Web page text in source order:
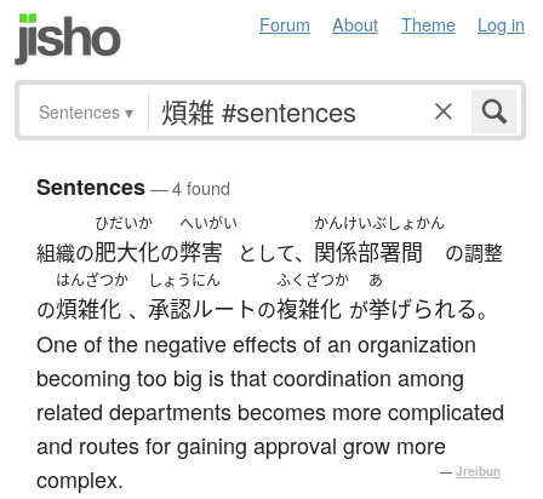
Forum About Theme Log in
Sentences ▾
Sentences— 4 found
組織の
ひだいか
肥大化の
へいがい
弊害 として、
かんけいぶしょかん
関係部署間 の調整
の
はんざつか
煩雑化 、
しょうにん
承認ルートの
ふくざつか
複雑化 が
あ
挙げられる。
One of the negative effects of an organization
becoming too big is that coordination among
related departments becomes more complicated
and routes for gaining approval grow more
complex.
— Jreibun